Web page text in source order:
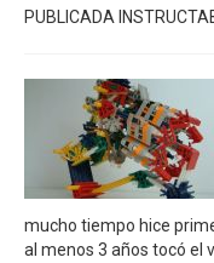
PUBLICADA
mucho tiempo hice
al menos 3 años tocó el